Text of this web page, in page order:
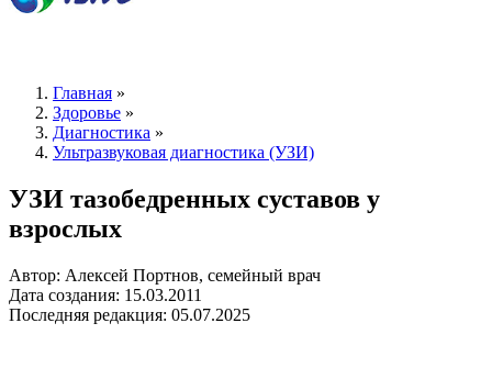
Главная »
Здоровье »
Диагностика »
Ультразвуковая диагностика (УЗИ)
УЗИ тазобедренных суставов у
взрослых
Автор: Алексей Портнов, семейный врач
Дата создания: 15.03.2011
Последняя редакция: 05.07.2025